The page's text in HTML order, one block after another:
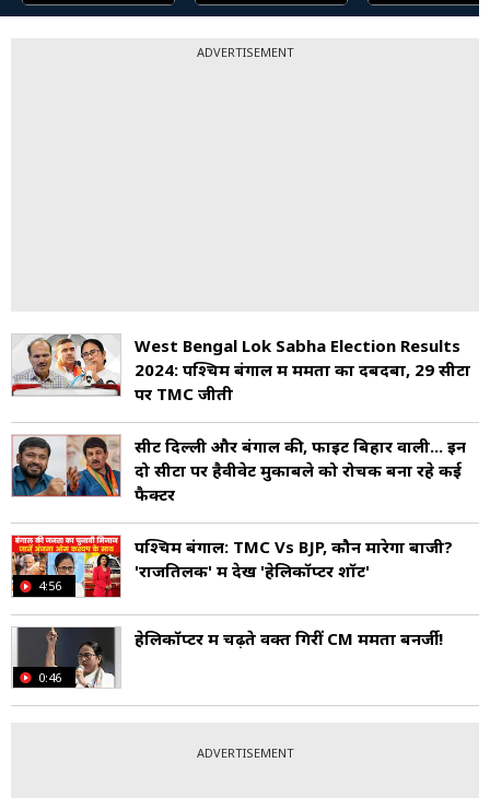
ADVERTISEMENT
West Bengal Lok Sabha Election Results
2024: पश्चिम बंगाल में ममता का दबदबा, 29 सीटों
पर TMC जीती
सीटें दिल्ली और बंगाल की, फाइट बिहार वाली... इन
दो सीटों पर हैवीवेट मुकाबले को रोचक बना रहे कई
फैक्टर
4:56
पश्चिम बंगाल: TMC Vs BJP, कौन मारेगा बाजी?
'राजतिलक' में देखें 'हेलिकॉप्टर शॉट'
0:46
हेलिकॉप्टर में चढ़ते वक्त गिरीं CM ममता बनर्जी!
ADVERTISEMENT